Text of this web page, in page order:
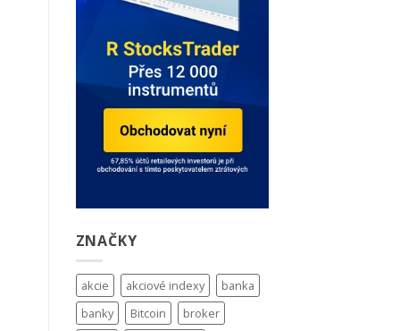
ZNAČKY
akcie akciové indexy
banka
banky
Bitcoin
broker